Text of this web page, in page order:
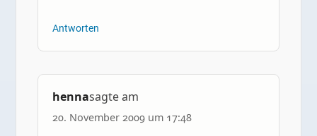
Antworten
hennasagte am
20. November 2009 um 17:48